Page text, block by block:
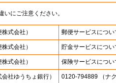
にご注意ください。
株式会社） 郵便サービスについ
株式会社） 貯金サービスについ
株式会社） 保険サービスについ
会社ゆうちょ銀行）
0120-794889 （ナ